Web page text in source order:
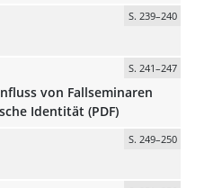
S. 239–240
S. 241–247
von Fallseminaren
Identität (PDF)
S. 249–250